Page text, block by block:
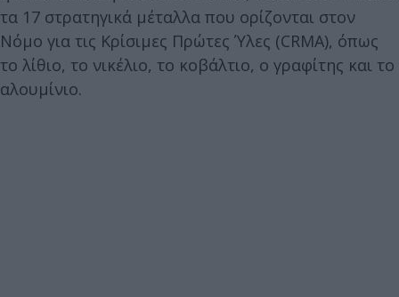
τα 17 στρατηγικά μέταλλα που ορίζονται στον
Νόμο για τις Κρίσιμες Πρώτες Ύλες (CRMA), όπως
το λίθιο, το νικέλιο, το κοβάλτιο, ο γραφίτης και το
αλουμίνιο.